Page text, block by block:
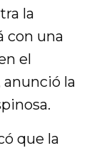
la
con una
el
anunció la
que la